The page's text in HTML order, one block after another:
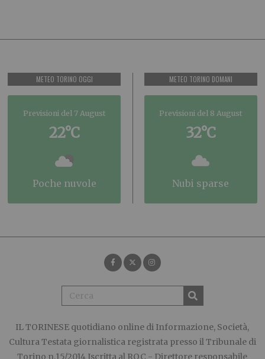
METEO TORINO OGGI
Previsioni del 7 August
22°C
poche nuvole
METEO TORINO DOMANI
Previsioni del 8 August
32°C
nubi sparse
IL TORINESE quotidiano online di Informazione, Società,
Cultura Testata giornalistica registrata presso il Tribunale di
Torino n.15/2014 Iscritta al ROC - Direttore responsabile